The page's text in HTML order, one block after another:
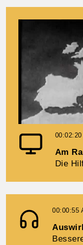
Am
Die
00:00:55